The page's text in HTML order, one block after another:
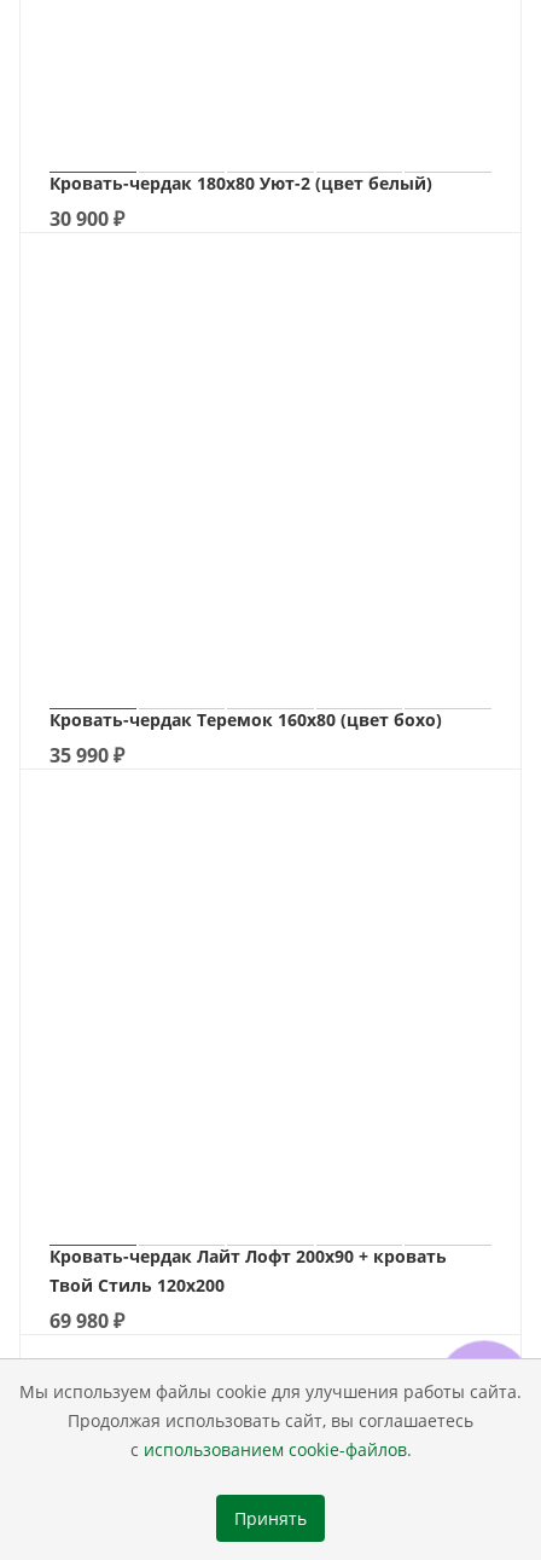
Мы используем файлы cookie для улучшения работы сайта.
Продолжая использовать сайт, вы соглашаетесь
с использованием cookie-файлов.
Принять
Кровать-чердак 180х80 Уют-2 (цвет белый)
30 900₽
Кровать-чердак Теремок 160х80 (цвет бохо)
35 990₽
Кровать-чердак Лайт Лофт 200х90 + кровать
Твой Стиль 120х200
69 980₽